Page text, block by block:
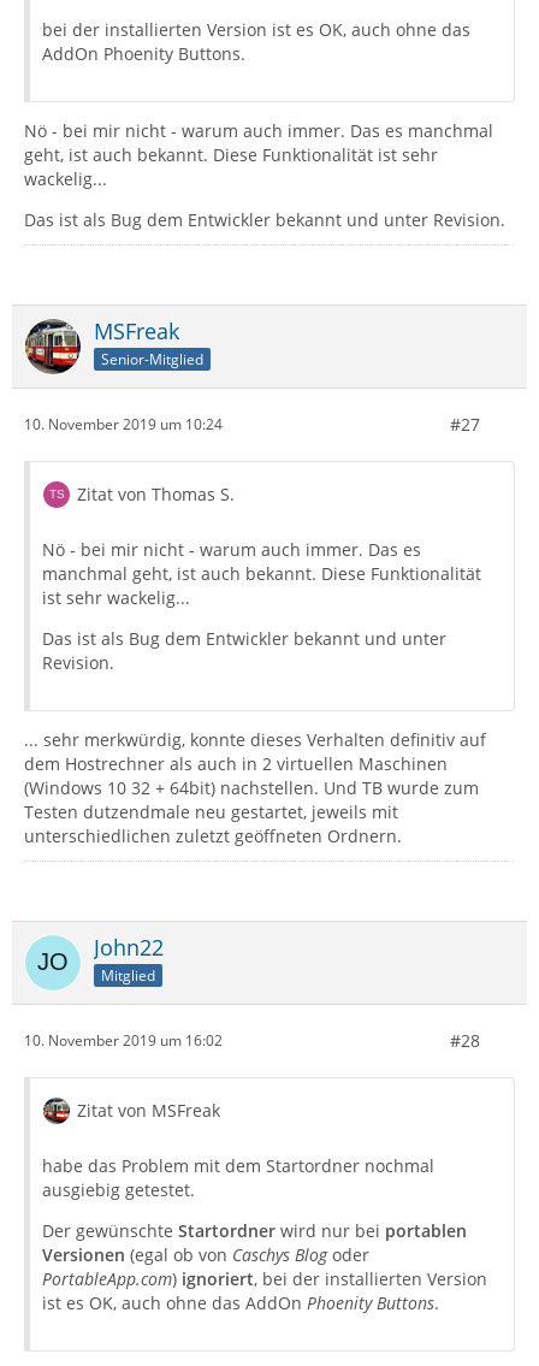
bei der installierten Version ist es OK, auch ohne das
AddOn Phoenity Buttons.
Nö - bei mir nicht - warum auch immer. Das es manchmal
geht, ist auch bekannt. Diese Funktionalität ist sehr
wackelig...
Das ist als Bug dem Entwickler bekannt und unter Revision.
MSFreak
Senior-Mitglied
10. November 2019 um 10:24 #27
Zitat von Thomas S.
Nö - bei mir nicht - warum auch immer. Das es
manchmal geht, ist auch bekannt. Diese Funktionalität
ist sehr wackelig...
Das ist als Bug dem Entwickler bekannt und unter
Revision.
... sehr merkwürdig, konnte dieses Verhalten definitiv auf
dem Hostrechner als auch in 2 virtuellen Maschinen
(Windows 10 32 + 64bit) nachstellen. Und TB wurde zum
Testen dutzendmale neu gestartet, jeweils mit
unterschiedlichen zuletzt geöffneten Ordnern.
John22
Mitglied
10. November 2019 um 16:02 #28
Zitat von MSFreak
habe das Problem mit dem Startordner nochmal
ausgiebig getestet.
Der gewünschte Startordner wird nur bei portablen
Versionen (egal ob von Caschys Blogoder
PortableApp.com) ignoriert, bei der installierten Version
ist es OK, auch ohne das AddOn Phoenity Buttons.